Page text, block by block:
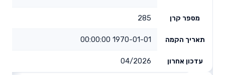
מספר קרן 285
תאריך הקמה 1970-01-01 00:00:00
עדכון אחרון 04/2026